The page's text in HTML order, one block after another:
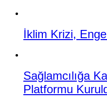
İklim Krizi,
Sağlamcılığa
Platformu